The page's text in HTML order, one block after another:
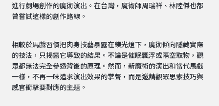
進行劇場創作的魔術演出。在台灣，魔術師周瑞祥、林陸傑也都
曾嘗試這樣的創作路線。
相較於馬戲習慣把肉身技藝暴露在鎂光燈下，魔術傾向隱藏實際
的技法，只揭露它導致的結果。不論是催眠飄浮或隔空取物，觀
眾都無法完全參透背後的原理。然而，新魔術的演出和當代馬戲
一樣，不再一味追求演出效果的掌聲，而是邀請觀眾思索技巧與
感官衝擊要對應的主題。